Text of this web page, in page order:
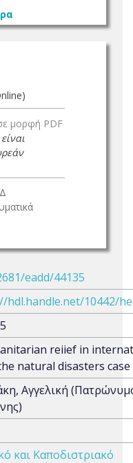
μορφή PDF
eadd/44135
hdl.handle.net/10442/
reiief in
natural disasters case
Αγγελική
και Καποδιστριακό